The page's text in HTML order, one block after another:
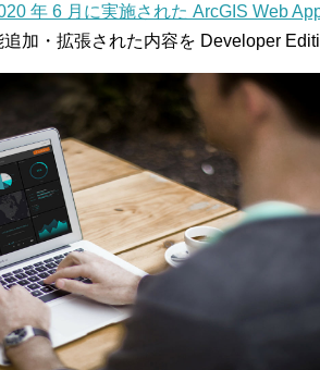
年 6 月に実施された ArcGIS Web
加・拡張された内容を Developer